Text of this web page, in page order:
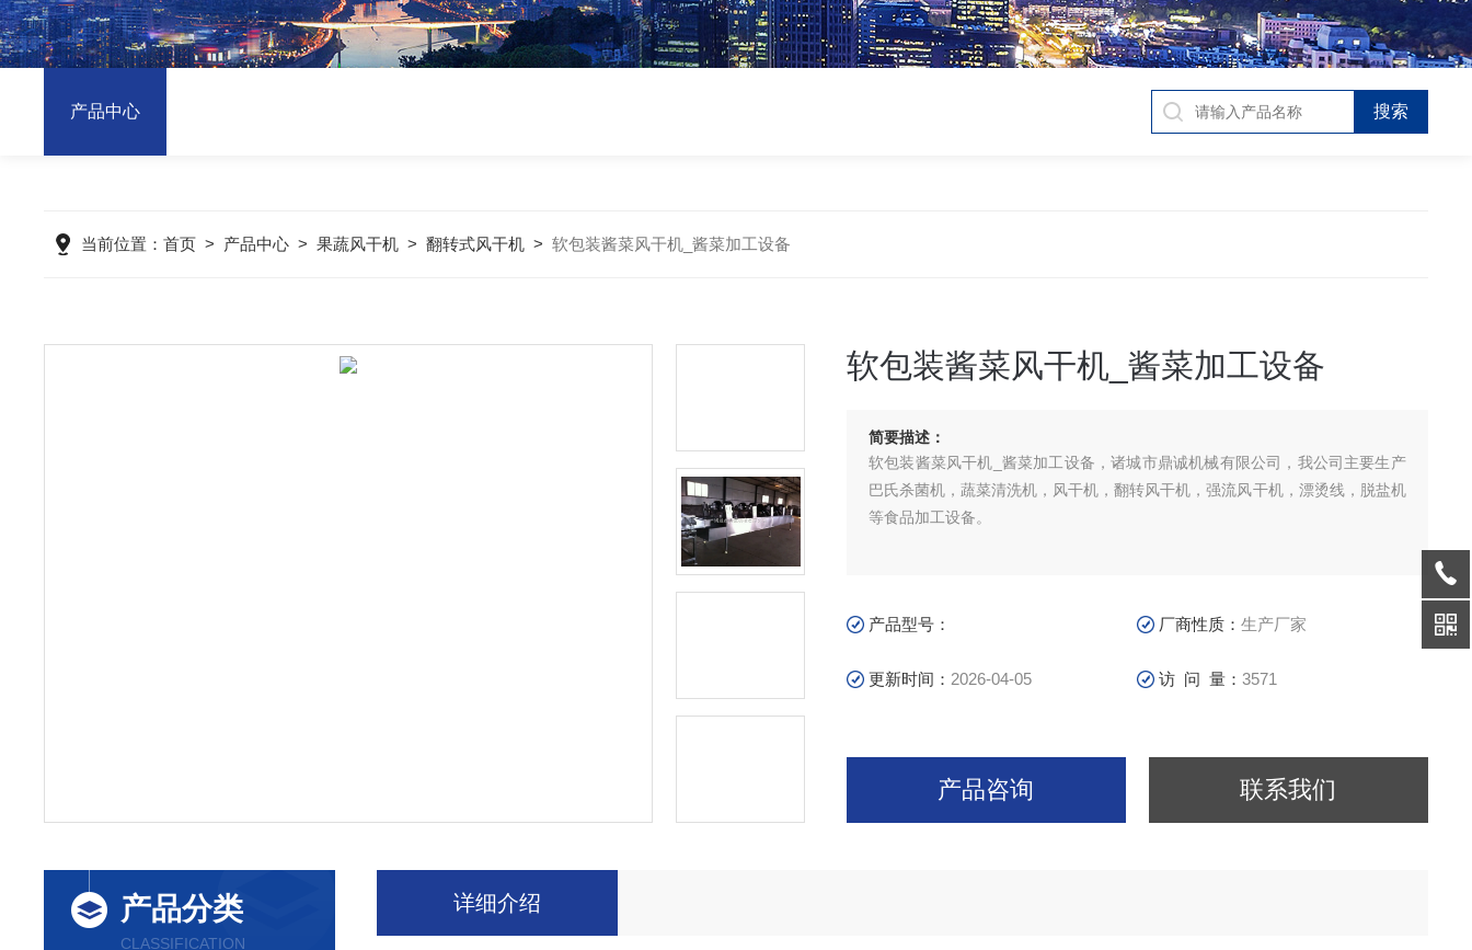
产品中心
当前位置：首页 > 产品中心 >果蔬风干机 >翻转式风干机 >软包装酱菜风干机_酱菜加工设备
软包装酱菜风干机_酱菜加工设备
简要描述：
软包装酱菜风干机_酱菜加工设备，诸城市鼎诚机械有限公司，我公司主要生产
巴氏杀菌机，蔬菜清洗机，风干机，翻转风干机，强流风干机，漂烫线，脱盐机
等食品加工设备。
产品型号： 厂商性质：生产厂家
更新时间： 2026-04-05 访 问 量：3571
产品咨询 联系我们
产品分类
CLASSIFICATION
详细介绍